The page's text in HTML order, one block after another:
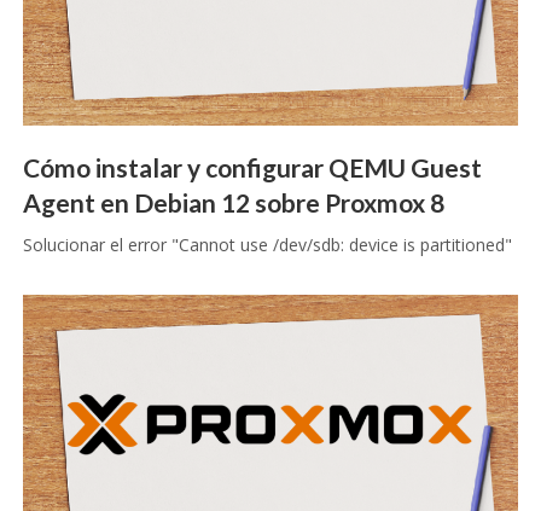
Cómo instalar y configurar QEMU Guest
Agent en Debian 12 sobre Proxmox 8
Solucionar el error "Cannot use /dev/sdb: device is partitioned"